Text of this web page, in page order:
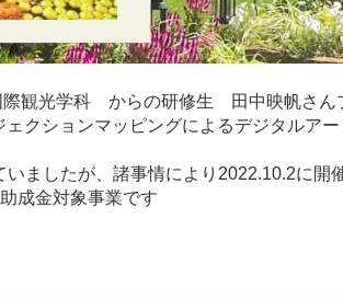
際観光学科 からの研修生 田中映帆さ
クションマッピングによるデジタルア
ましたが、諸事情により2022.10.2に開
成金対象事業です